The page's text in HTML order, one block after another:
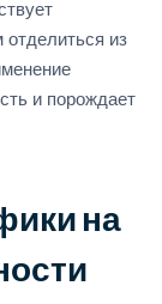
отделиться из
и порождает
на